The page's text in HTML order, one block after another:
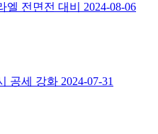
전면전 대비 2024-08-06
공세 강화 2024-07-31